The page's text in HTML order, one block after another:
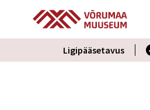
Ligipääsetavus